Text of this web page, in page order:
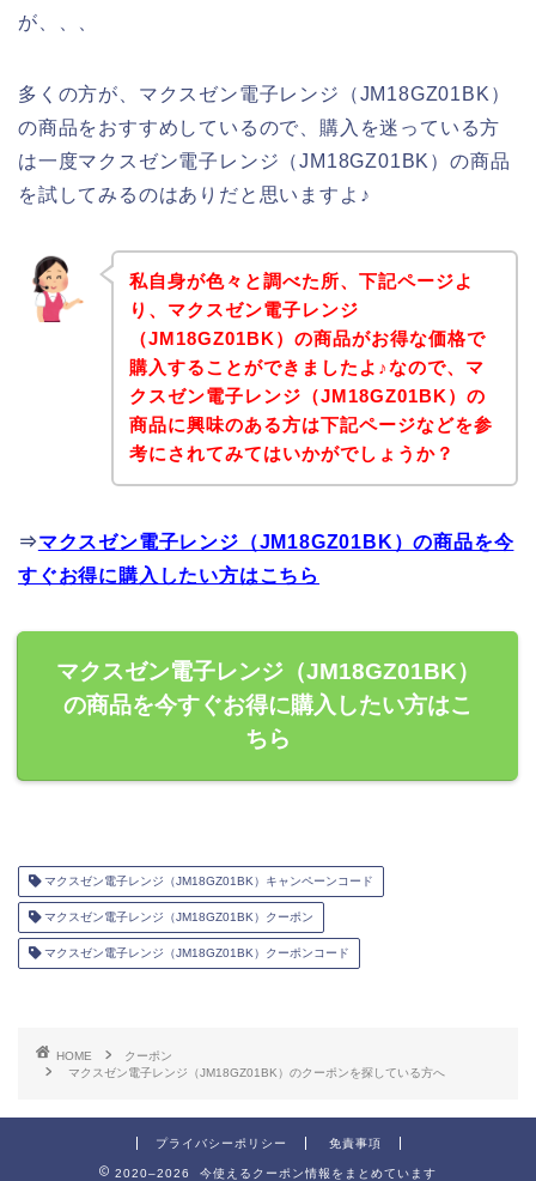
が、、、
多くの方が、マクスゼン電子レンジ（JM18GZ01BK）
の商品をおすすめしているので、購入を迷っている方
は一度マクスゼン電子レンジ（JM18GZ01BK）の商品
を試してみるのはありだと思いますよ♪
私自身が色々と調べた所、下記ページよ
り、マクスゼン電子レンジ
（JM18GZ01BK）の商品がお得な価格で
購入することができましたよ♪なので、マ
クスゼン電子レンジ（JM18GZ01BK）の
商品に興味のある方は下記ページなどを参
考にされてみてはいかがでしょうか？
⇒マクスゼン電子レンジ（JM18GZ01BK）の商品を今
すぐお得に購入したい方はこちら
マクスゼン電子レンジ（JM18GZ01BK）
の商品を今すぐお得に購入したい方はこ
ちら
マクスゼン電子レンジ（JM18GZ01BK）キャンペーンコード
マクスゼン電子レンジ（JM18GZ01BK）クーポン
マクスゼン電子レンジ（JM18GZ01BK）クーポンコード
HOME
クーポン
マクスゼン電子レンジ（JM18GZ01BK）のクーポンを探している方へ
プライバシーポリシー 免責事項
2020–2026 今使えるクーポン情報をまとめています